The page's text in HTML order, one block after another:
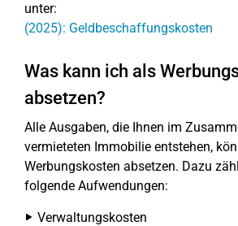
unter:
(2025): Geldbeschaffungskosten
Was kann ich als
absetzen?
Alle Ausgaben, die Ihnen im
vermieteten Immobilie entstehen,
Werbungskosten absetzen. Dazu
folgende Aufwendungen:
Verwaltungskosten